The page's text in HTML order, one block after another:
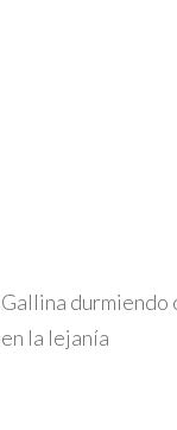
Gallina durmiendo
en la lejanía